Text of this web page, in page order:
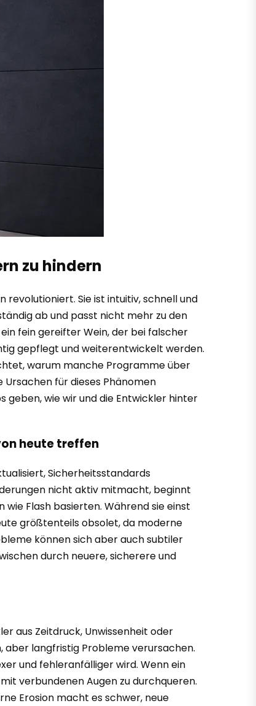
zu hindern
revolutioniert. Sie ist intuitiv, schnell und
ab und passt nicht mehr zu den
fein gereifter Wein, der bei falscher
gepflegt und weiterentwickelt werden.
warum manche Programme über
für dieses Phänomen
geben, wie wir und die Entwickler hinter
heute treffen
Sicherheitsstandards
nicht aktiv mitmacht, beginnt
Flash basierten. Während sie einst
größtenteils obsolet, da moderne
können sich aber auch subtiler
durch neuere, sicherere und
aus Zeitdruck, Unwissenheit oder
aber langfristig Probleme verursachen.
und fehleranfälliger wird. Wenn ein
verbundenen Augen zu durchqueren.
Erosion macht es schwer, neue